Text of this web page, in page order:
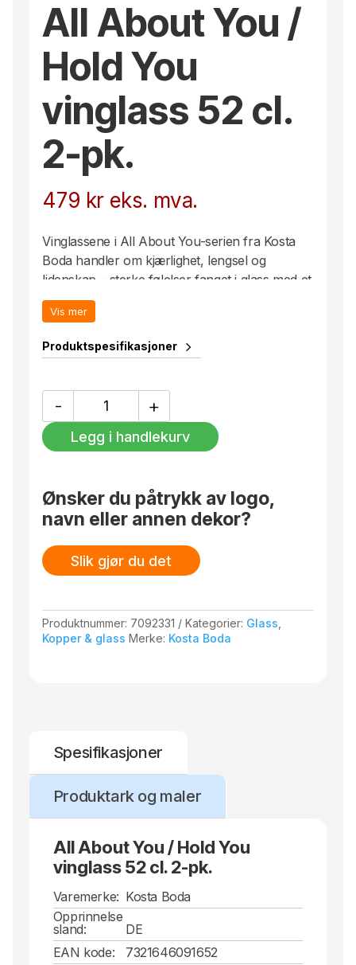
All About You /
Hold You
vinglass 52 cl.
2-pk.
479 kr eks. mva.
Vinglassene i All About You-serien fra Kosta
Boda handler om kjærlighet, lengsel og
lidenskap – sterke følelser fanget i glass med et
sparsommelig design og illustrerte motiver med
påvirkninger fra moteverdenen. Hold You-
gjenspeiler ro, trygghet og kjærlighet. Design
Vis mer
Produktspesifikasjoner
-
About
You
/
vinglass
52
cl.
pk.
antall
+
Legg i handlekurv
Ønsker du påtrykk av logo,
navn eller annen dekor?
Slik gjør du det
Produktnummer: 7092331 Kategorier: Glass
Kopper & glass Merke: Kosta Boda
Spesifikasjoner
Produktark og maler
All About You / Hold You
vinglass 52 cl. 2-pk.
Varemerke: Kosta Boda
Opprinnelse
sland:
DE
EAN kode:
7321646091652